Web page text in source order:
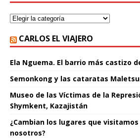
CARLOS EL VIAJERO
Ela Nguema. El barrio más castizo
Semonkong y las cataratas
Museo de las Víctimas de la
Shymkent, Kazajistán
¿Cambian los lugares que
nosotros?